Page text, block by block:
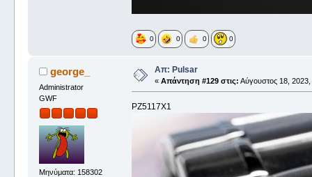
0 0 0 0
george_
Administrator
GWF
Μηνύματα: 158302
Απ: Pulsar
« Απάντηση #129 στις: Αύγουστος 18,
PZ5117X1